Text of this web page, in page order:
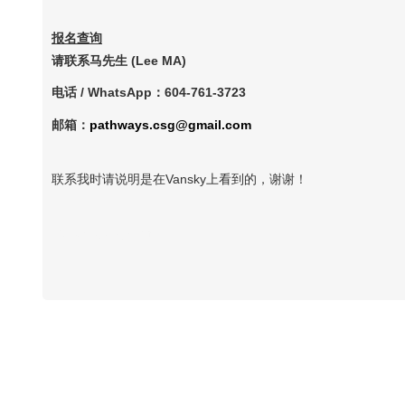
报名查询
请联系马先生 (Lee MA)
电话 / WhatsApp ： 604-761-3723
邮箱： pathways.csg@gmail.com
联系我时请说明是在Vansky上看到的，谢谢！